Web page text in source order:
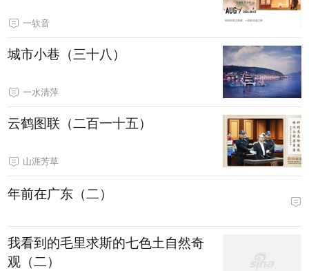
一欤音
城市小巷（三十八）
一水清萍
云鹤图联（二百一十五）
山涯芳草
年前在广东（二）
我看到的毛里求斯的七色土自然奇
观（二）